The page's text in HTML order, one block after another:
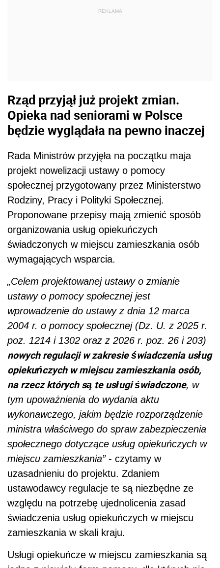
REKLAMA
Rząd przyjął już projekt zmian.
Opieka nad seniorami w Polsce
będzie wyglądała na pewno inaczej
Rada Ministrów przyjęła na początku maja
projekt nowelizacji ustawy o pomocy
społecznej przygotowany przez Ministerstwo
Rodziny, Pracy i Polityki Społecznej.
Proponowane przepisy mają zmienić sposób
organizowania usług opiekuńczych
świadczonych w miejscu zamieszkania osób
wymagających wsparcia.
„Celem projektowanej ustawy o zmianie
ustawy o pomocy społecznej jest
wprowadzenie do ustawy z dnia 12 marca
2004 r. o pomocy społecznej (Dz. U. z 2025 r.
poz. 1214 i 1302 oraz z 2026 r. poz. 26 i 203)
nowych regulacji w zakresie świadczenia usług
opiekuńczych w miejscu zamieszkania osób,
na rzecz których są te usługi świadczone, w
tym upoważnienia do wydania aktu
wykonawczego, jakim będzie rozporządzenie
ministra właściwego do spraw zabezpieczenia
społecznego dotyczące usług opiekuńczych w
miejscu zamieszkania”- czytamy w
uzasadnieniu do projektu. Zdaniem
ustawodawcy regulacje te są niezbędne ze
względu na potrzebę ujednolicenia zasad
świadczenia usług opiekuńczych w miejscu
zamieszkania w skali kraju.
Usługi opiekuńcze w miejscu zamieszkania są